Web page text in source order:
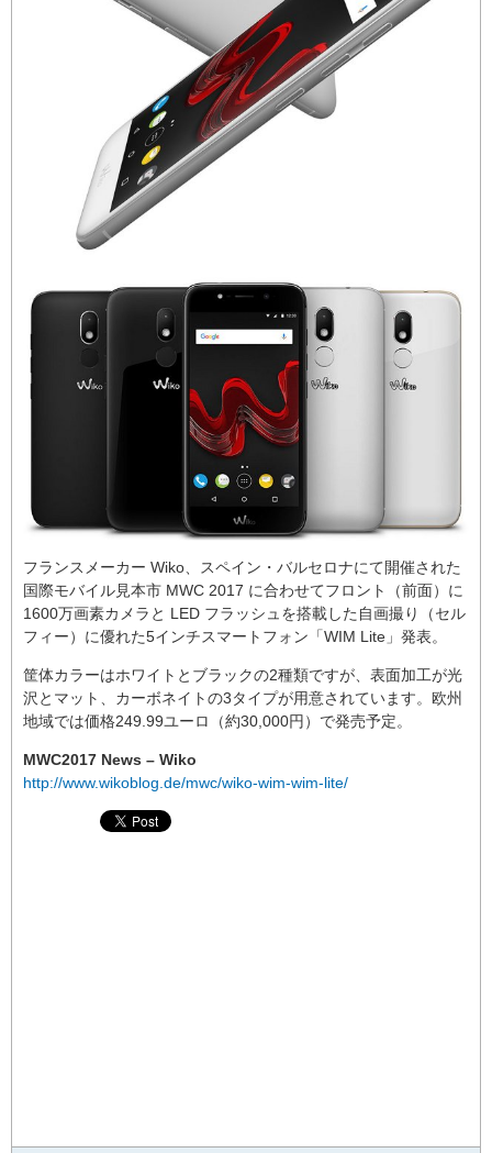
フランスメーカー Wiko、スペイン・バルセロナにて開催された
国際モバイル見本市 MWC 2017 に合わせてフロント（前面）に
1600万画素カメラと LED フラッシュを搭載した自画撮り（セル
フィー）に優れた5インチスマートフォン「WIM Lite」発表。
筐体カラーはホワイトとブラックの2種類ですが、表面加工が光
沢とマット、カーボネイトの3タイプが用意されています。欧州
地域では価格249.99ユーロ（約30,000円）で発売予定。
MWC2017 News – Wiko
http://www.wikoblog.de/mwc/wiko-wim-wim-lite/